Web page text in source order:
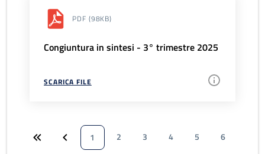
PDF (98KB)
Congiuntura in sintesi - 3° trimestre 2025
SCARICA FILE
1 2 3 4 5
6